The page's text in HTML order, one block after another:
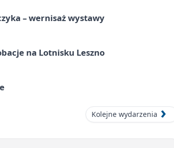
– wernisaż wystawy
na Lotnisku Leszno
Kolejne wydarzenia